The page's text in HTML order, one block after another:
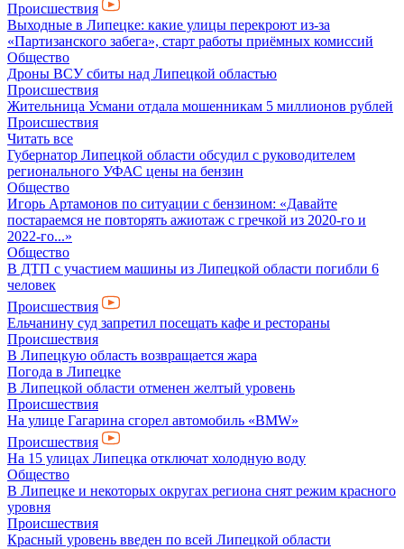
Происшествия
Выходные в Липецке: какие улицы перекроют из-за
«Партизанского забега», старт работы приёмных комиссий
Общество
Дроны ВСУ сбиты над Липецкой областью
Происшествия
Жительница Усмани отдала мошенникам 5 миллионов рублей
Происшествия
Читать все
Губернатор Липецкой области обсудил с руководителем
регионального УФАС цены на бензин
Общество
Игорь Артамонов по ситуации с бензином: «Давайте
постараемся не повторять ажиотаж с гречкой из 2020-го и
2022-го...»
Общество
В ДТП с участием машины из Липецкой области погибли 6
человек
Происшествия
Ельчанину суд запретил посещать кафе и рестораны
Происшествия
В Липецкую область возвращается жара
Погода в Липецке
В Липецкой области отменен желтый уровень
Происшествия
На улице Гагарина сгорел автомобиль «BMW»
Происшествия
На 15 улицах Липецка отключат холодную воду
Общество
В Липецке и некоторых округах региона снят режим красного
уровня
Происшествия
Красный уровень введен по всей Липецкой области